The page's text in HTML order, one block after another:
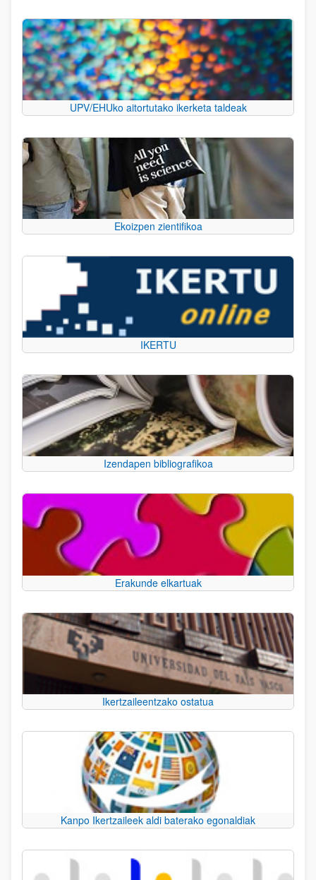
UPV/EHUko aitortutako ikerketa taldeak
Ekoizpen zientifikoa
IKERTU
Izendapen bibliografikoa
Erakunde elkartuak
Ikertzaileentzako ostatua
Kanpo Ikertzaileek aldi baterako egonaldiak